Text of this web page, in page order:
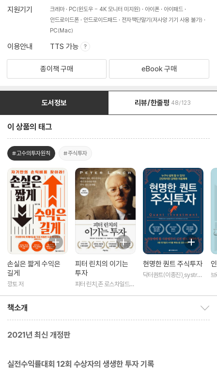
지원기기
크레마 PC(윈도우 - 4K 모니터 미지원) 아이폰
아이패드
안드로이드폰
안드로이드패드
전자책단말기(저사양 기기 사용 불가)
PC(Mac)
이용안내 TTS 가능
종이책 구매 eBook 구매
도서정보 리뷰/한줄평 48/123
이 상품의 태그
#고수의투자원칙 #주식투자
손실은 짧게 수익은
길게
깡토 저
피터 린치의 이기는
투자
피터 린치,존 로스차일드
현명한 퀀트 주식투자
닥터퀀트(이종진),systra
책소개
2021년 최신 개정판
실전수익률대회 12회 수상자의 생생한 투자 기록